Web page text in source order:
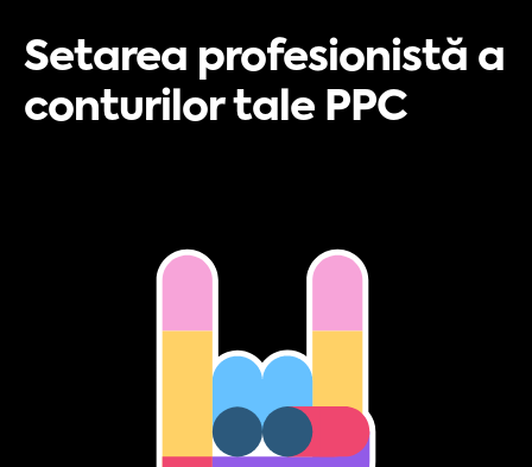
Setarea profesionistă a
conturilor tale PPC